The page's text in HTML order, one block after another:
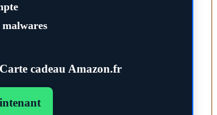
cadeau Amazon.fr